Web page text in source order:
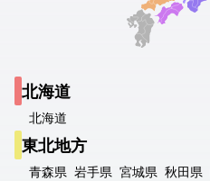
北海道
北海道
東北地方
青森県 岩手県 宮城県 秋田県